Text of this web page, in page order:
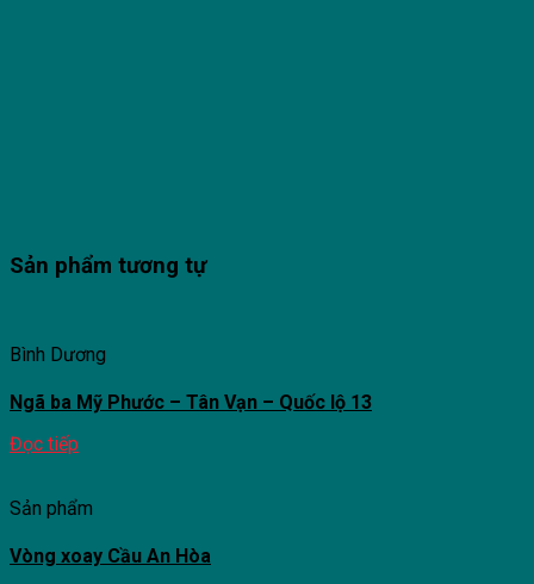
Sản phẩm tương tự
Bình Dương
Ngã ba Mỹ Phước – Tân Vạn – Quốc lộ 13
Đọc tiếp
Sản phẩm
Vòng xoay Cầu An Hòa